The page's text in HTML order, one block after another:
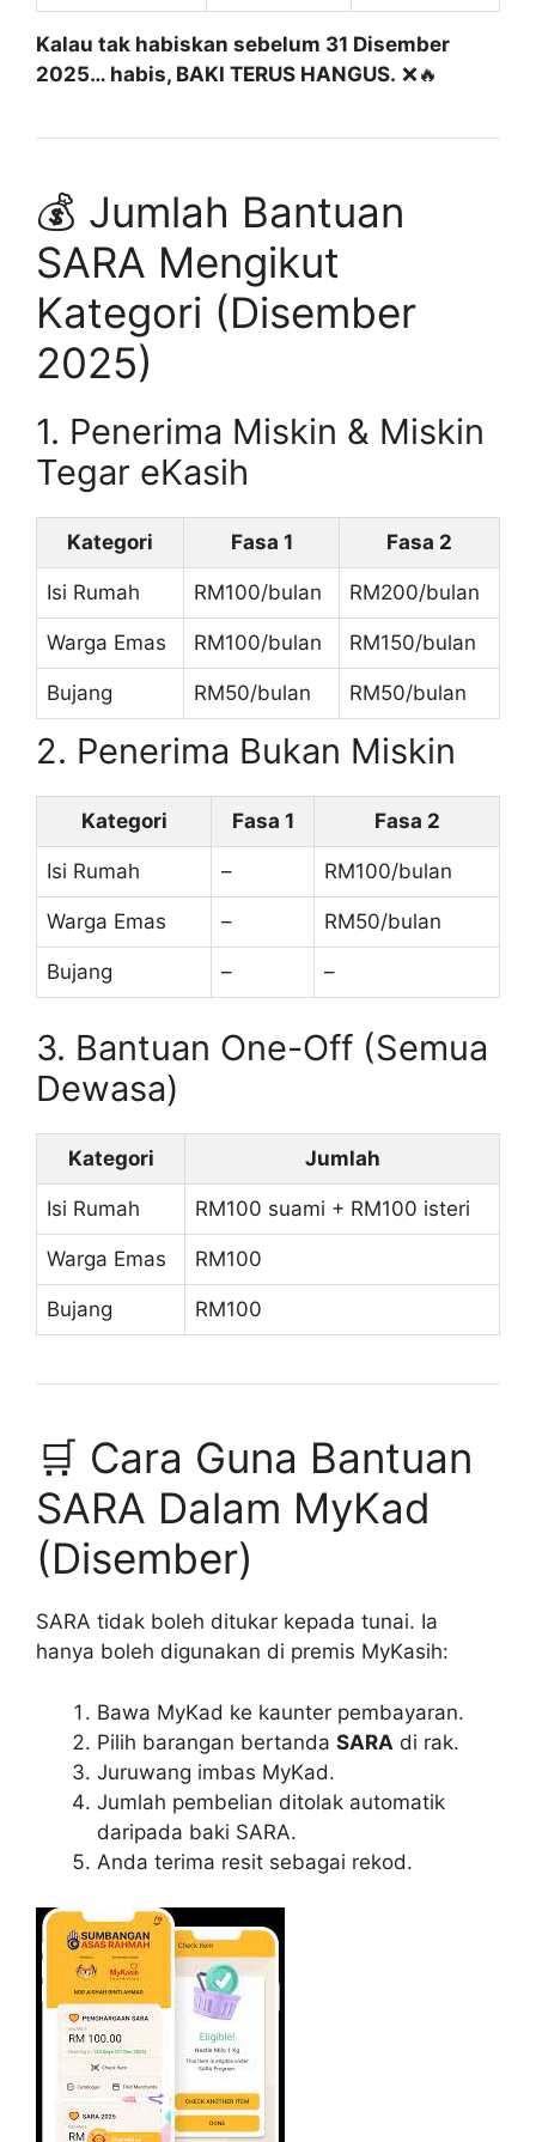
Kalau tak habiskan sebelum 31 Disember
2025… habis, BAKI TERUS HANGUS. ❌🔥
💰 Jumlah Bantuan
SARA Mengikut
Kategori (Disember
2025)
1. Penerima Miskin & Miskin
Tegar eKasih
Kategori Fasa 1 Fasa 2
Isi Rumah RM100/bulan RM200/bulan
Warga Emas RM100/bulan RM150/bulan
Bujang RM50/bulan RM50/bulan
2. Penerima Bukan Miskin
Kategori Fasa 1 Fasa 2
Isi Rumah – RM100/bulan
Warga Emas – RM50/bulan
Bujang – –
3. Bantuan One-Off (Semua
Dewasa)
Kategori Jumlah
Isi Rumah RM100 suami + RM100 isteri
Warga Emas RM100
Bujang RM100
🛒 Cara Guna Bantuan
SARA Dalam MyKad
(Disember)
SARA tidak boleh ditukar kepada tunai. Ia
hanya boleh digunakan di premis MyKasih:
Bawa MyKad ke kaunter pembayaran.
Pilih barangan bertanda SARA di rak.
Juruwang imbas MyKad.
Jumlah pembelian ditolak automatik
daripada baki SARA.
Anda terima resit sebagai rekod.